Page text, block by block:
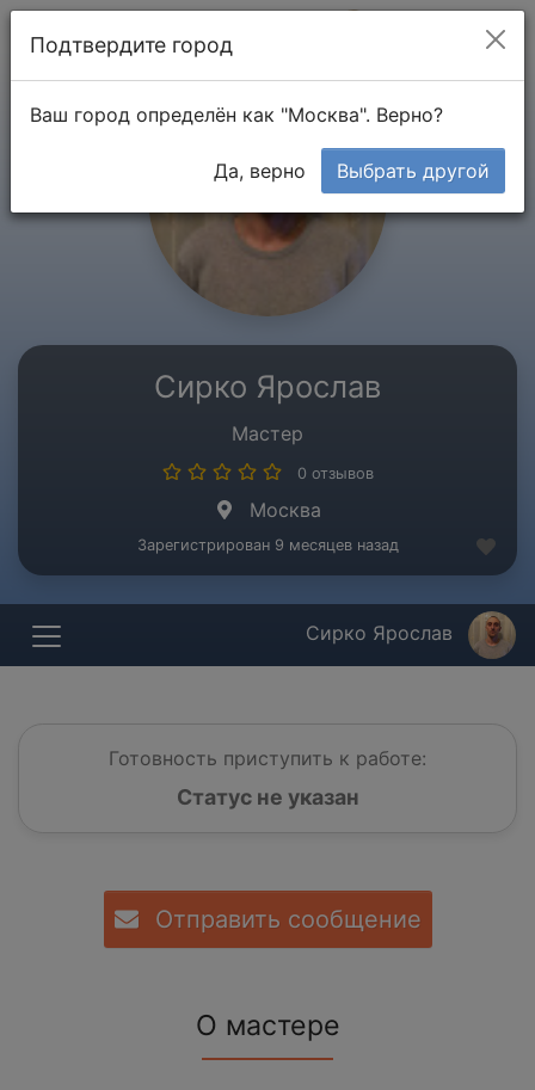
Сирко Ярослав
Мастер
0 отзывов
Москва
Зарегистрирован 9 месяцев назад
Сирко Ярослав
Готовность приступить к работе:
Статус не указан
Отправить сообщение
О мастере
Подтвердите город
Ваш город определён как "Москва". Верно?
Да, верно Выбрать другой